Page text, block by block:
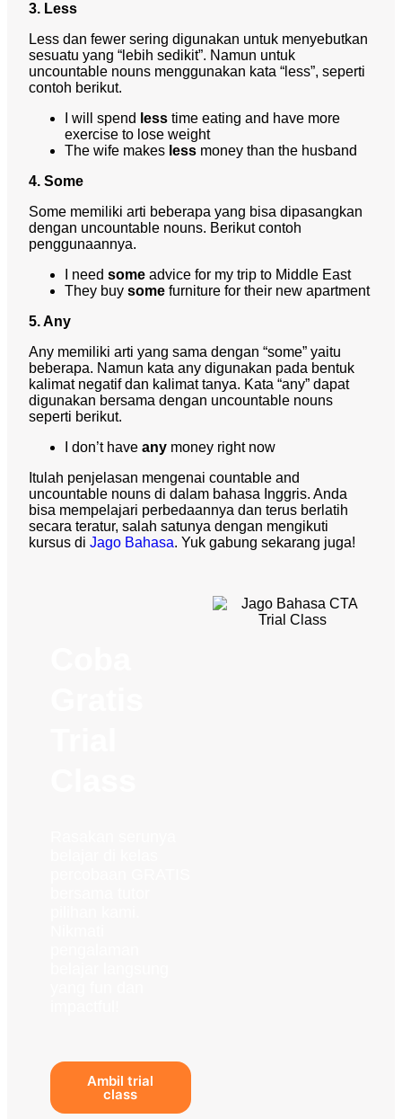
3. Less
Less dan fewer sering digunakan untuk menyebutkan
sesuatu yang “lebih sedikit”. Namun untuk
uncountable nouns menggunakan kata “less”, seperti
contoh berikut.
I will spend less time eating and have more
exercise to lose weight
The wife makes less money than the husband
4. Some
Some memiliki arti beberapa yang bisa dipasangkan
dengan uncountable nouns. Berikut contoh
penggunaannya.
I need some advice for my trip to Middle East
They buy some furniture for their new apartment
5. Any
Any memiliki arti yang sama dengan “some” yaitu
beberapa. Namun kata any digunakan pada bentuk
kalimat negatif dan kalimat tanya. Kata “any” dapat
digunakan bersama dengan uncountable nouns
seperti berikut.
I don’t have any money right now
Itulah penjelasan mengenai countable and
uncountable nouns di dalam bahasa Inggris. Anda
bisa mempelajari perbedaannya dan terus berlatih
secara teratur, salah satunya dengan mengikuti
kursus di Jago Bahasa. Yuk gabung sekarang juga!
Ambil trial
class